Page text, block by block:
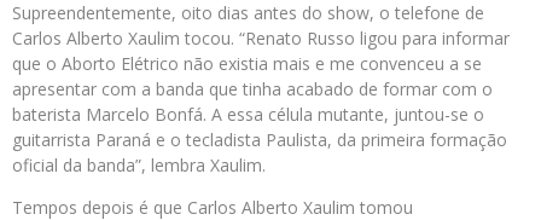
Supreendentemente, oito dias antes do show, o telefone de
Carlos Alberto Xaulim tocou. “Renato Russo ligou para informar
que o Aborto Elétrico não existia mais e me convenceu a se
apresentar com a banda que tinha acabado de formar com o
baterista Marcelo Bonfá. A essa célula mutante, juntou-se o
guitarrista Paraná e o tecladista Paulista, da primeira formação
oficial da banda”, lembra Xaulim.
Tempos depois é que Carlos Alberto Xaulim tomou